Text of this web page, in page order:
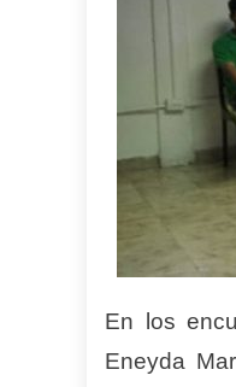
En los
Eneyda